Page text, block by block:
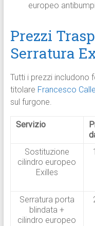
europeo
Prezzi
Serratura
Tutti i prezzi includono
titolare Francesco
sul furgone.​
Servizio
Sostituzione
cilindro europeo
Exilles
Serratura porta
blindata +
cilindro europeo